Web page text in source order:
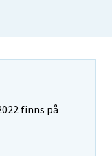
finns på